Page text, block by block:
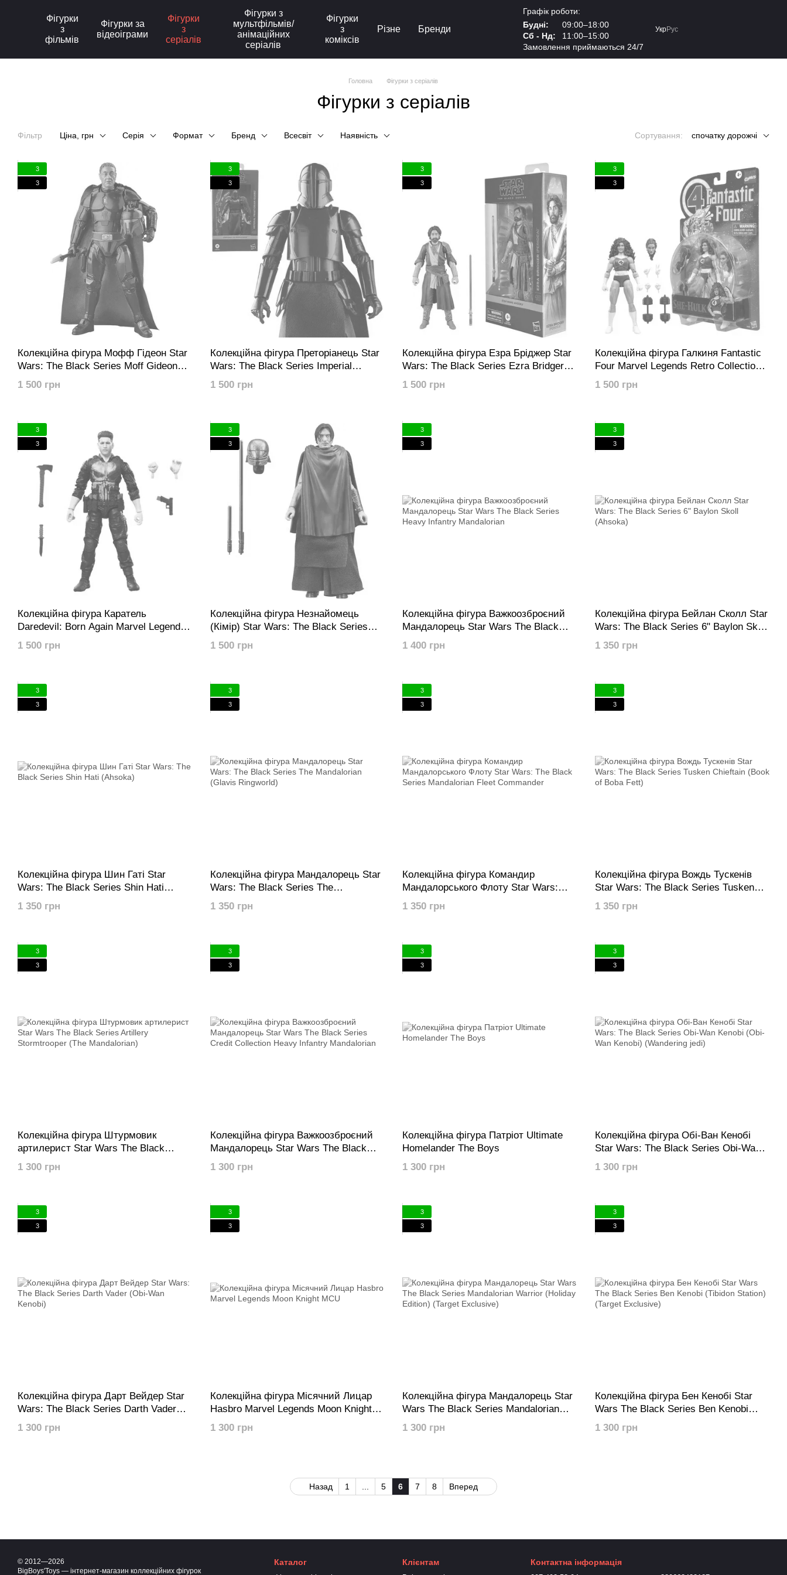
Фігурки
з
фільмів
Фігурки за
відеоіграми
Фігурки
з
серіалів
Фігурки з
мультфільмів/
анімаційних
серіалів
Фігурки
з
коміксів
Різне Бренди
Графік роботи:
Будні:
09:00–18:00
Сб - Нд:
11:00–15:00
Замовлення приймаються 24/7
УкрРус
Головна Фігурки з серіалів
Фігурки з серіалів
Фільтр Ціна, грн Серія Формат Бренд Всесвіт Наявність Сортування: спочатку дорожчі
3
3
Колекційна фігура Мофф Гідеон Star
Wars: The Black Series Moff Gideon
(Dark Trooper Armor)
1 500 грн
3
3
Колекційна фігура Преторіанець Star
Wars: The Black Series Imperial
Praetorian Guard (The Mandalorian)
1 500 грн
3
3
Колекційна фігура Езра Бріджер Star
Wars: The Black Series Ezra Bridger
(Peridea)
1 500 грн
3
3
Колекційна фігура Галкиня Fantastic
Four Marvel Legends Retro Collection
She-Hulk
1 500 грн
3
3
Колекційна фігура Каратель
Daredevil: Born Again Marvel Legends
Punisher
1 500 грн
3
3
Колекційна фігура Незнайомець
(Кімір) Star Wars: The Black Series
The Stranger (Qimir) (The Acolyte)
1 500 грн
3
3
Колекційна фігура Важкоозброєний
Мандалорець Star Wars The Black
Series Heavy Infantry Mandalorian
1 400 грн
3
3
Колекційна фігура Бейлан Сколл Star
Wars: The Black Series 6" Baylon Skoll
(Ahsoka)
1 350 грн
3
3
Колекційна фігура Шин Гаті Star
Wars: The Black Series Shin Hati
(Ahsoka)
1 350 грн
3
3
Колекційна фігура Мандалорець Star
Wars: The Black Series The
Mandalorian (Glavis Ringworld)
1 350 грн
3
3
Колекційна фігура Командир
Мандалорського Флоту Star Wars:
The Black Series Mandalorian Fleet
Commander
1 350 грн
3
3
Колекційна фігура Вождь Тускенів
Star Wars: The Black Series Tusken
Chieftain (Book of Boba Fett)
1 350 грн
3
3
Колекційна фігура Штурмовик
артилерист Star Wars The Black
Series Artillery Stormtrooper (The
Mandalorian)
1 300 грн
3
3
Колекційна фігура Важкоозброєний
Мандалорець Star Wars The Black
Series Credit Collection Heavy Infantry
Mandalorian
1 300 грн
3
3
Колекційна фігура Патріот Ultimate
Homelander The Boys
1 300 грн
3
3
Колекційна фігура Обі-Ван Кенобі
Star Wars: The Black Series Obi-Wan
Kenobi (Obi-Wan Kenobi) (Wandering
jedi)
1 300 грн
3
3
Колекційна фігура Дарт Вейдер Star
Wars: The Black Series Darth Vader
(Obi-Wan Kenobi)
1 300 грн
3
3
Колекційна фігура Місячний Лицар
Hasbro Marvel Legends Moon Knight
MCU
1 300 грн
3
3
Колекційна фігура Мандалорець Star
Wars The Black Series Mandalorian
Warrior (Holiday Edition) (Target
Exclusive)
1 300 грн
3
3
Колекційна фігура Бен Кенобі Star
Wars The Black Series Ben Kenobi
(Tibidon Station) (Target Exclusive)
1 300 грн
Назад 1 5 6 7 8 Вперед
© 2012—2026
BigBoys'Toys — інтернет-магазин коллекційних фігурок
Каталог Клієнтам Контактна інформація